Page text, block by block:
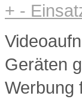
+ -
Geräten
Werbung